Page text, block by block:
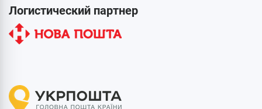
Логистический партнер